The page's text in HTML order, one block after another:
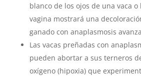
blanco de los ojos de una vaca
vagina mostrará una
ganado con anaplasmosis
Las vacas preñadas con
pueden abortar a sus terneros
oxígeno (hipoxia) que